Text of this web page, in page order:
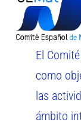
El
como
las
ámbito